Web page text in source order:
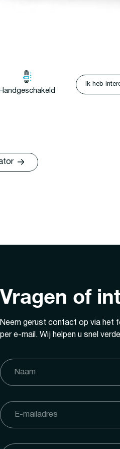
Handgeschakeld
Ik heb
Vragen of
Neem gerust contact op via het
per e-mail. Wij helpen u snel